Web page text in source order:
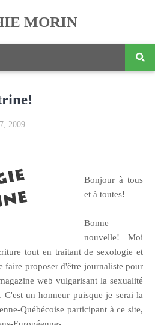
MORIN
2009
Bonjour à tous
et à toutes!
Bonne
nouvelle! Moi
tout en traitant de sexologie et
faire proposer d'être journaliste pour
web vulgarisant la sexualité
C'est un honneur puisque je serai la
Québécoise participant à ce site,